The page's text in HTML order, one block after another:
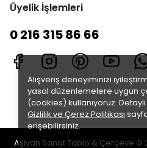
Alışveriş deneyiminizi
yasal düzenlemelere uygun
(cookies) kullanıyoruz.
Gizlilik ve Çerez Politikası
erişebilirsiniz.
Üyelik İşlemleri
0 216 315 86 66
Aşiyan Sanat Tablo & Çerçeve ©